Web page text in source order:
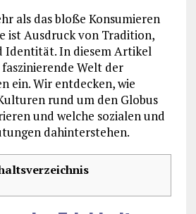
als das bloße Konsumieren
ist Ausdruck von Tradition,
Identität. In diesem Artikel
Welt der
ein. Wir entdecken, wie
rund um den Globus
und welche sozialen und
dahinterstehen.